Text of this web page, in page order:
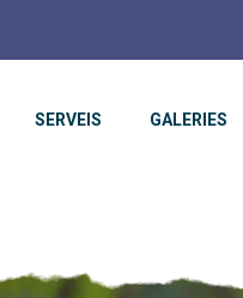
SERVEIS GALERIES